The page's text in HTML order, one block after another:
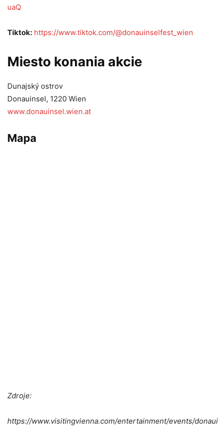
uaQ
Tiktok: https://www.tiktok.com/@donauinselfest_wien
Miesto konania akcie
Dunajský ostrov
Donauinsel, 1220 Wien
www.donauinsel.wien.at
Mapa
Zdroje:
https://www.visitingvienna.com/entertainment/events/